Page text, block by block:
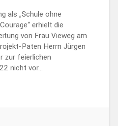
als „Schule ohne
erhielt die
von Frau Vieweg am
Paten Herrn Jürgen
zur feierlichen
nicht vor…